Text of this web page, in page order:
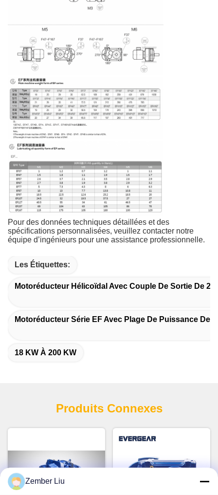
Pour des données techniques détaillées et des
spécifications personnalisées, veuillez contacter notre
équipe d’ingénieurs pour une assistance professionnelle.
Les Étiquettes:
Motoréducteur Hélicoïdal Avec Couple De Sortie De
Motoréducteur Série EF Avec Plage De Puissance De 0
18 KW À 200 KW
Produits Connexes
Zember Liu